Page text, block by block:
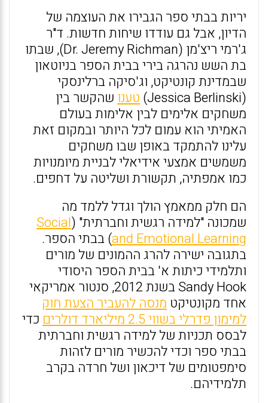
יריות בבתי ספר הגבירו את העוצמה של
הדיון, אבל גם עודדו שיחות חדשות. ד"ר
ג'רמי ריצ'מן (Dr. Jeremy Richman), שבתו
בת השש נהרגה בירי בבית הספר בניוטאון
שבמדינת קונטיקט, וג'סיקה ברלינסקי
(Jessica Berlinski)
טענו שהקשר בין
משחקים אלימים לבין אלימות בעולם
האמיתי הוא עמום לכל היותר ובמקום זאת
עלינו להתמקד באופן שבו משחקים
משמשים אמצעי אידיאלי לבניית מיומנויות
כמו אמפתיה, תקשורת ושליטה על דחפים.
הם חלק ממאמץ הולך וגדל ללמד מה
שמכונה "למידה רגשית וחברתית" (Social
and Emotional Learning) בבתי הספר.
בתגובה ישירה להרג ההמונים של מורים
ותלמידי כיתות א' בבית הספר היסודי
Sandy Hook בשנת 2012, סנטור אמריקאי
אחד מקונטיקט מנסה להעביר הצעת חוק
למימון פדרלי בשווי 2.5 מיליארד דולרים
כדי
לבסס תכניות של למידה רגשית וחברתית
בבתי ספר וכדי להכשיר מורים לזהות
סימפטומים של דיכאון ושל חרדה בקרב
תלמידיהם.